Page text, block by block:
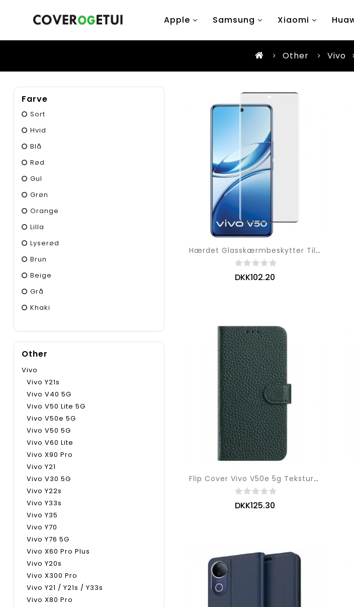
Apple Samsung Xiaomi
Other Vivo
Farve
Sort
Hvid
Blå
Rød
Gul
Grøn
Orange
Lilla
Lyserød
Brun
Beige
Grå
Khaki
Other
Vivo
Vivo Y21s
Vivo V40 5G
Vivo V50 Lite 5G
Vivo V50e 5G
Vivo V50 5G
Vivo V60 Lite
Vivo X90 Pro
Vivo Y21
Vivo V30 5G
Vivo Y22s
Vivo Y33s
Vivo Y35
Vivo Y70
Vivo Y76 5G
Vivo X60 Pro Plus
Vivo Y20s
Vivo X300 Pro
Vivo Y21 / Y21s / Y33s
Vivo X80 Pro
Hærdet Glasskærmbeskytter Til Vivo V50 5g / V50e 5g (borderless Version)
DKK102.20
Flip Cover Vivo V50e 5g Tekstureret Læder
DKK125.30